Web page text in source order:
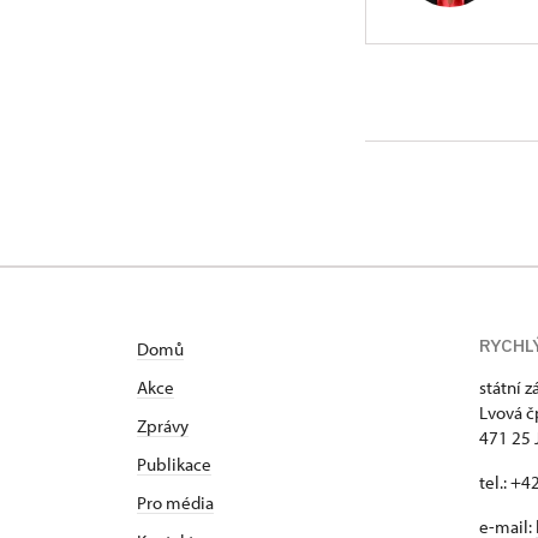
Lvová
odborných
Domů
Akce
Zprávy
Publikace
Pro média
státní
Lvová
471 25
tel.:
e-mail: